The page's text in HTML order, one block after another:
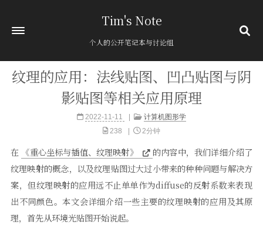
Tim's Note
个人的公开笔记本与讨论组
首页
标签 1
友链
纹理的应用：法线贴图、凹凸贴图与阴
影贴图等相关应用原理
2022-11-11
计算机图形学
238
2分钟
在 《重心坐标与插值、纹理映射》
的内容中，我们详细介绍了
纹理映射的概念，以及纹理贴图过大过小带来的种种问题与解决方
案，但纹理映射的应用远不止单单作为diffuse的反射系数来表现
出不同颜色。本文会详细介绍一些主要的纹理映射的应用及其原
理，首先从环境光贴图开始说起。